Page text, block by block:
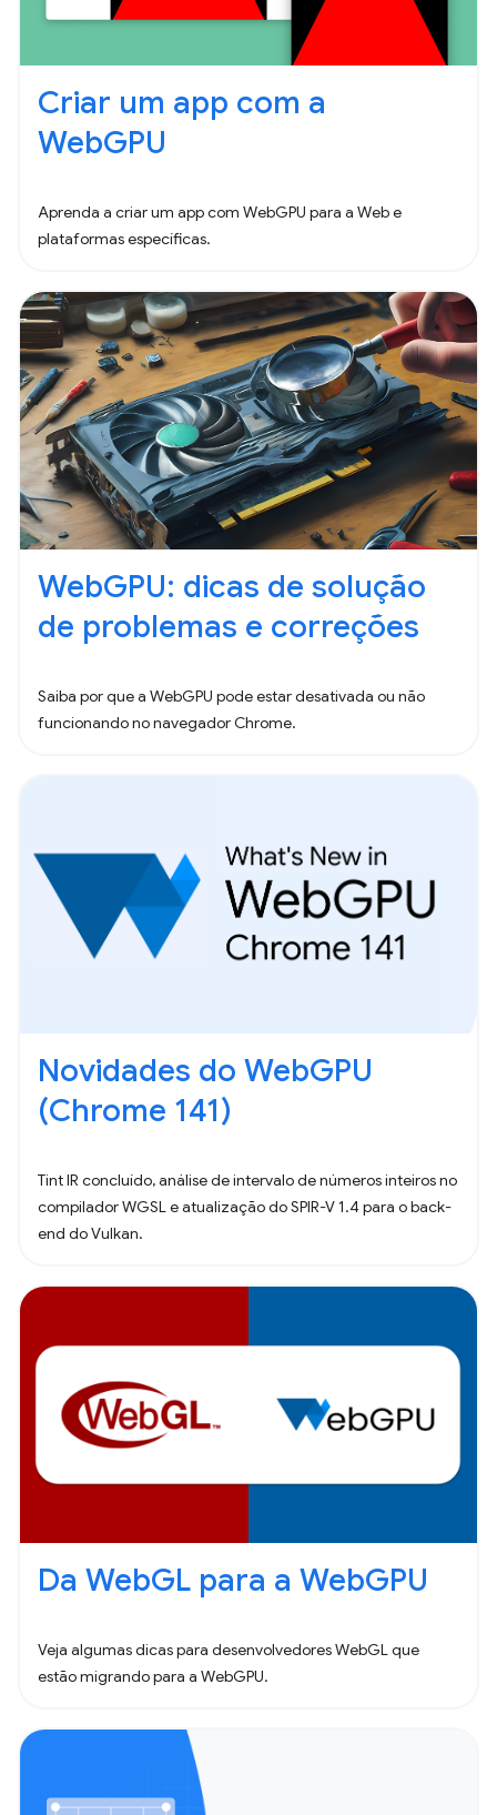
Criar um app com a
WebGPU
Aprenda a criar um app com WebGPU para a Web e
plataformas específicas.
WebGPU: dicas de solução
de problemas e correções
Saiba por que a WebGPU pode estar desativada ou não
funcionando no navegador Chrome.
Novidades do WebGPU
(Chrome 141)
Tint IR concluído, análise de intervalo de números inteiros no
compilador WGSL e atualização do SPIR-V 1.4 para o back-
end do Vulkan.
Da WebGL para a WebGPU
Veja algumas dicas para desenvolvedores WebGL que
estão migrando para a WebGPU.